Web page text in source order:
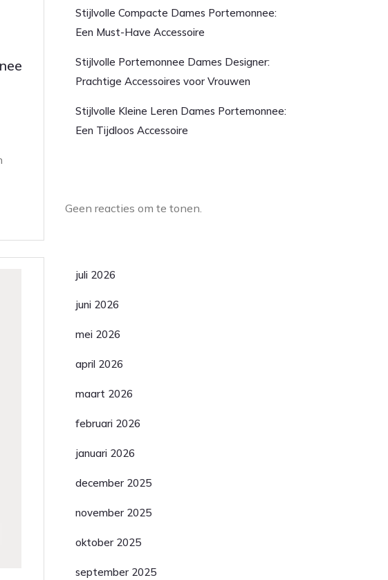
Stijlvolle Compacte Dames Portemonnee:
Een Must-Have Accessoire
Stijlvolle Portemonnee Dames Designer:
Prachtige Accessoires voor Vrouwen
Stijlvolle Kleine Leren Dames Portemonnee:
Een Tijdloos Accessoire
Geen reacties om te tonen.
juli 2026
juni 2026
mei 2026
april 2026
maart 2026
februari 2026
januari 2026
december 2025
november 2025
oktober 2025
september 2025